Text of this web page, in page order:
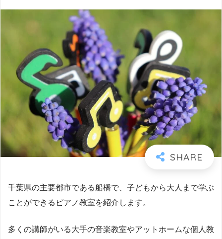
千葉県の主要都市である船橋で、子どもから大人まで学ぶ
ことができるピアノ教室を紹介します。
多くの講師がいる大手の音楽教室やアットホームな個人教